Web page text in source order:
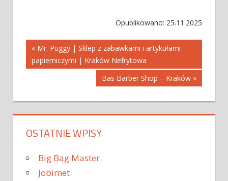
Opublikowano: 25.11.2025
Nawigacja
wpisu
« Mr. Puggy | Sklep z zabawkami i artykułami
papierniczymi | Kraków Nefrytowa
Bas Barber Shop – Kraków »
OSTATNIE WPISY
Big Bag Master
Jobimet